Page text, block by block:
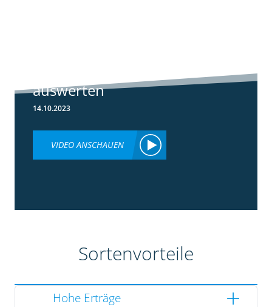
auswerten
14.10.2023
VIDEO ANSCHAUEN
Sortenvorteile
Hohe Erträge